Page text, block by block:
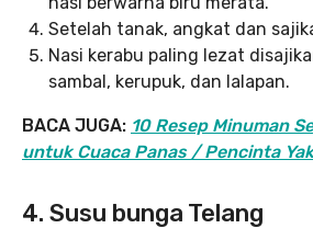
Setelah tanak, angkat dan
Nasi kerabu paling lezat
sambal, kerupuk, dan lalapan.
BACA JUGA: 10 Resep Minuman
untuk Cuaca Panas / Pencinta
4. Susu bunga Telang